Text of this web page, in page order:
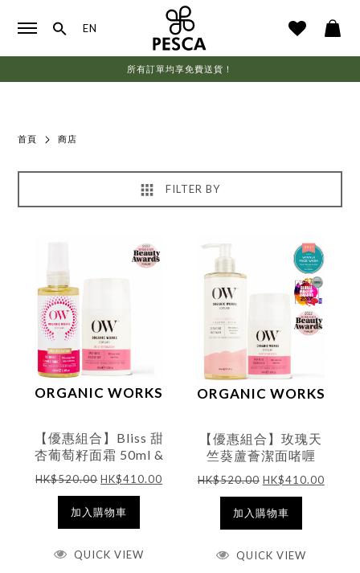
EN
所有訂單均享免費送貨！
首頁 商店
FILTER BY
ORGANIC WORKS
【優惠組合】Bliss 甜
杏葡萄籽面霜 50ml &
有機Pro-水嫩修護爽
膚水100ml
HK$520.00 HK$410.00
加入購物車
QUICK VIEW
ORGANIC WORKS
【優惠組合】玫瑰天
竺葵蘆薈潔面啫喱
300ml & Bliss 甜杏
葡萄籽面霜 50ml
HK$520.00 HK$410.00
加入購物車
QUICK VIEW